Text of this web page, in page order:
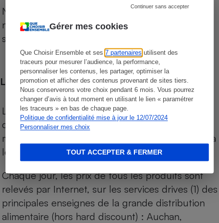
Gérer mes cookies
Que Choisir Ensemble et ses7 partenaires utilisent des
traceurs pour mesurer l’audience, la performance,
personnaliser les contenus, les partager, optimiser la
promotion et afficher des contenus provenant de sites tiers.
Nous conserverons votre choix pendant 6 mois. Vous pourrez
changer d’avis à tout moment en utilisant le lien « paramétrer
les traceurs » en bas de chaque page.
Politique de confidentialité mise à jour le 12/07/2024
Personnaliser mes choix
Continuer sans accepter
TOUT ACCEPTER & FERMER
Notre comparateur de supermarchés propose le
niveau de prix des supermarchés, géolocalisés
sur le territoire français.
Les comparaisons de prix
Les comparaisons sont réalisées sur l’ensemble
des produits des magasins. Les produits de
marques de distributeurs (MDD) sont comparés à
leurs équivalents chez leurs concurrents.
Chaque jour, les prix de tous les produits sont
relevés par Internet, sur les services drives (1) des
principales enseignes de la grande distribution
alimentaire (hors hard discount) : Auchan,